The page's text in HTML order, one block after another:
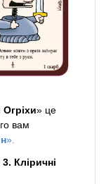
Огріхи» це
вам
».
Кліричні